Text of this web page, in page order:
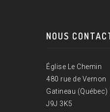
NOUS
Église Le Chemin
480 rue de Vernon
Gatineau (Québec)
J9J 3K5